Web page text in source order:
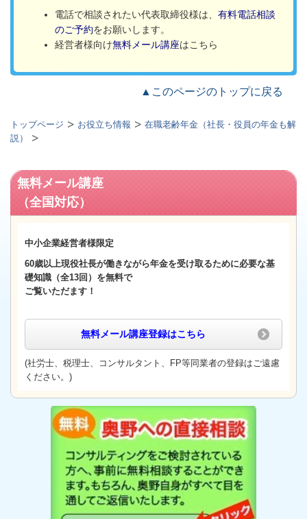
電話で相談されたい代表取締役様は、 有料電話相談
のご予約をお願いします。
経営者様向け無料メール講座はこちら
▲このページのトップに戻る
トップページ お役立ち情報
在職老齢年金（社長・役員の年金も解
説）
無料メール講座
（全国対応）
中小企業経営者様限定
60歳以上現役社長が働きながら年金を受け取るために必要な基
礎知識（全13回） を無料で
ご覧いただます！
無料メール講座登録はこちら
(社労士、税理士、コンサルタント、FP等同業者の登録はご遠慮
ください。)